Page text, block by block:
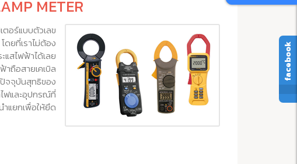
METER
อร์แบบตัวเลข
ยที่เราไม่ต้อง
สไฟฟ้าได้เลย
ถือสายเคเบิล
จจุบันสุทธิของ
ฟและอุปกรณ์ที่
ยกเพื่อให้ยึด
facebook